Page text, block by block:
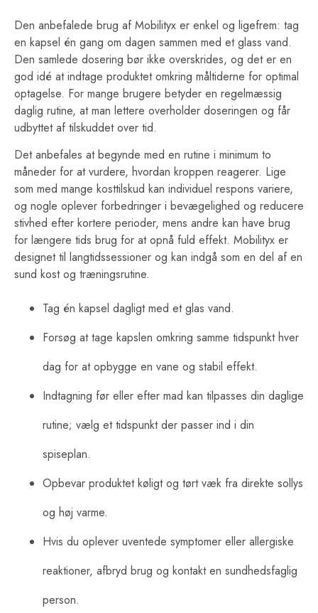
Den anbefalede brug af Mobilityx er enkel og ligefrem: tag
en kapsel én gang om dagen sammen med et glass vand.
Den samlede dosering bør ikke overskrides, og det er en
god idé at indtage produktet omkring måltiderne for optimal
optagelse. For mange brugere betyder en regelmæssig
daglig rutine, at man lettere overholder doseringen og får
udbyttet af tilskuddet over tid.
Det anbefales at begynde med en rutine i minimum to
måneder for at vurdere, hvordan kroppen reagerer. Lige
som med mange kosttilskud kan individuel respons variere,
og nogle oplever forbedringer i bevægelighed og reducere
stivhed efter kortere perioder, mens andre kan have brug
for længere tids brug for at opnå fuld effekt. Mobilityx er
designet til langtidssessioner og kan indgå som en del af en
sund kost og træningsrutine.
Tag én kapsel dagligt med et glas vand.
Forsøg at tage kapslen omkring samme tidspunkt hver
dag for at opbygge en vane og stabil effekt.
Indtagning før eller efter mad kan tilpasses din daglige
rutine; vælg et tidspunkt der passer ind i din
spiseplan.
Opbevar produktet køligt og tørt væk fra direkte sollys
og høj varme.
Hvis du oplever uventede symptomer eller allergiske
reaktioner, afbryd brug og kontakt en sundhedsfaglig
person.